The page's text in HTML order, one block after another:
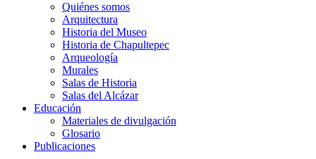
Quiénes somos
Arquitectura
Historia del Museo
Historia de Chapultepec
Arqueología
Murales
Salas de Historia
Salas del Alcázar
Educación
Materiales de divulgación
Glosario
Publicaciones